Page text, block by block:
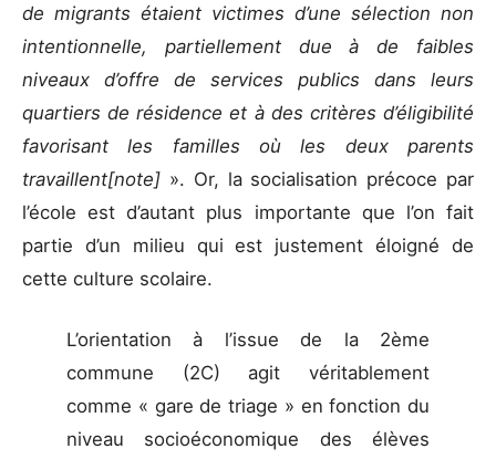
de migrants étaient victimes d’une sélection non
intentionnelle, partiellement due à de faibles
niveaux d’offre de services publics dans leurs
quartiers de résidence et à des critères d’éligibilité
favorisant les familles où les deux parents
travaillent[note] ». Or, la socialisation précoce par
l’école est d’autant plus importante que l’on fait
partie d’un milieu qui est justement éloigné de
cette culture scolaire.
L’orientation à l’issue de la 2ème
commune (2C) agit véritablement
comme « gare de triage » en fonction du
niveau socioéconomique des élèves